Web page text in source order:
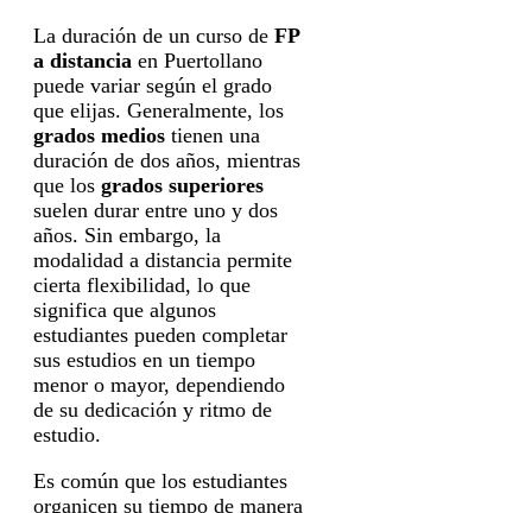
La duración de un curso de FP
a distancia en Puertollano
puede variar según el grado
que elijas. Generalmente, los
grados medios tienen una
duración de dos años, mientras
que los grados superiores
suelen durar entre uno y dos
años. Sin embargo, la
modalidad a distancia permite
cierta flexibilidad, lo que
significa que algunos
estudiantes pueden completar
sus estudios en un tiempo
menor o mayor, dependiendo
de su dedicación y ritmo de
estudio.
Es común que los estudiantes
organicen su tiempo de manera